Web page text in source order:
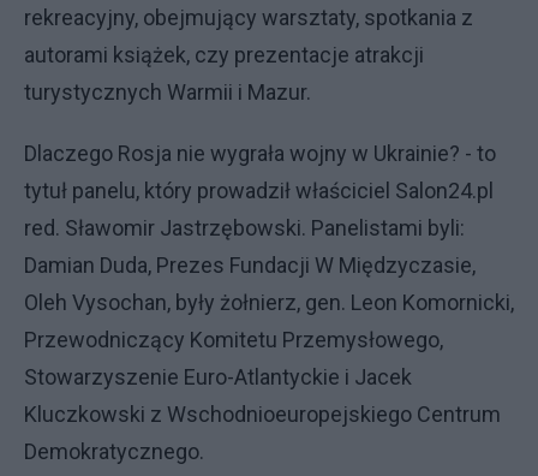
rekreacyjny, obejmujący warsztaty, spotkania z
autorami książek, czy prezentacje atrakcji
turystycznych Warmii i Mazur.
Dlaczego Rosja nie wygrała wojny w Ukrainie? - to
tytuł panelu, który prowadził właściciel Salon24.pl
red. Sławomir Jastrzębowski. Panelistami byli:
Damian Duda, Prezes Fundacji W Międzyczasie,
Oleh Vysochan, były żołnierz, gen. Leon Komornicki,
Przewodniczący Komitetu Przemysłowego,
Stowarzyszenie Euro-Atlantyckie i Jacek
Kluczkowski z Wschodnioeuropejskiego Centrum
Demokratycznego.